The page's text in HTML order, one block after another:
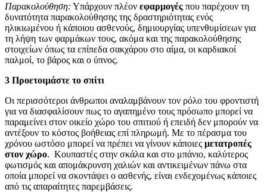
Παρακολούθηση: Υπάρχουν πλέον εφαρμογές που παρέχουν τη
δυνατότητα παρακολούθησης της δραστηριότητας ενός
ηλικιωμένου ή κάποιου ασθενούς, δημιουργίας υπενθυμίσεων για
τη λήψη των φαρμάκων τους, ακόμα και της παρακολούθησης
στοιχείων όπως τα επίπεδα σακχάρου στο αίμα, οι καρδιακοί
παλμοί, το βάρος και ο ύπνος.
3 Προετοιμάστε το σπίτι
Οι περισσότεροι άνθρωποι αναλαμβάνουν τον ρόλο του φροντιστή
για να διασφαλίσουν πως το αγαπημένο τους πρόσωπο μπορεί να
παραμείνει στον οικείο χώρο του σπιτιού ή επειδή δεν μπορούν να
αντέξουν το κόστος βοήθειας επί πληρωμή. Με το πέρασμα του
χρόνου ωστόσο μπορεί να πρέπει να γίνουν κάποιες μετατροπές
στον χώρο. Κουπαστές στην σκάλα και στο μπάνιο, καλύτερος
φωτισμός και απομάκρυνση χαλιών και αντικειμένων πάνω στα
οποία μπορεί να σκοντάψει ο ασθενής, είναι ενδεχομένως κάποιες
από τις απαραίτητες παρεμβάσεις.